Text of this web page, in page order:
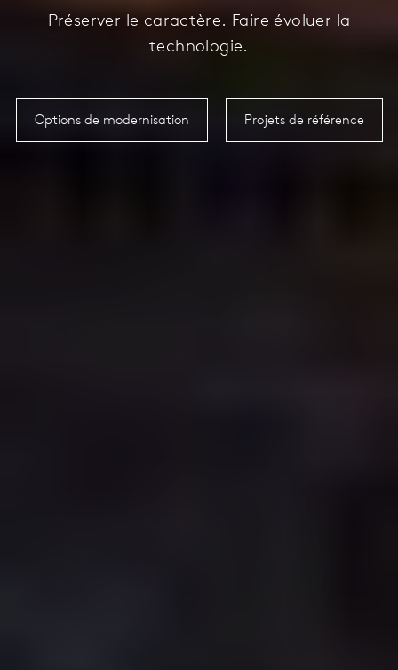
Préserver le caractère. Faire évoluer la
technologie.
Options de modernisation Projets de référence